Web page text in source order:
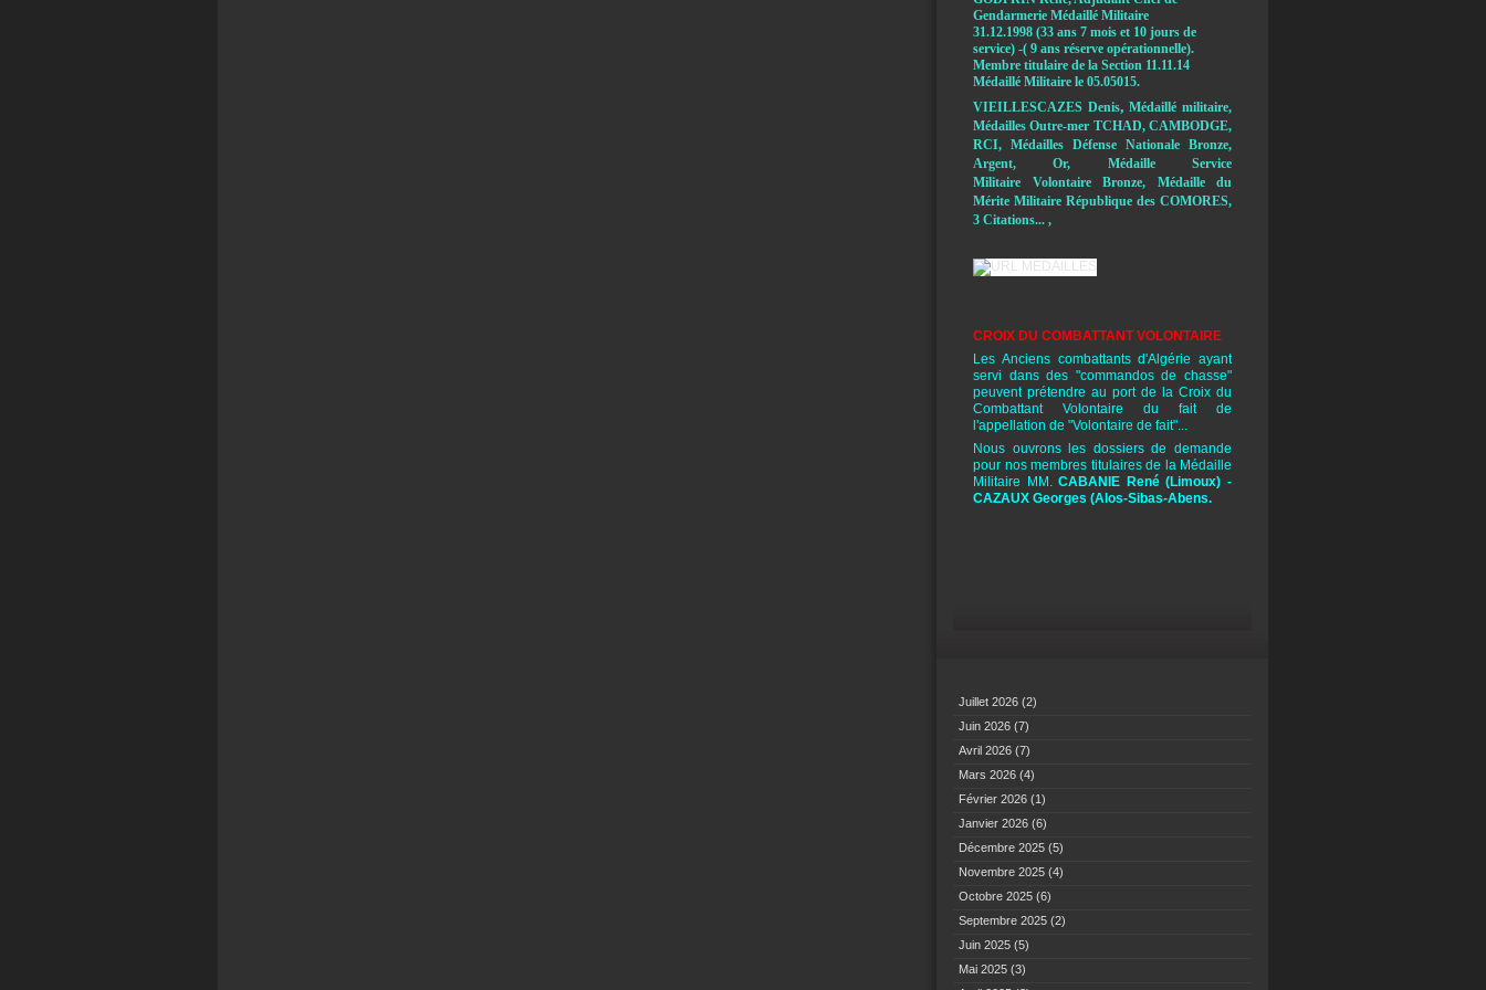
Gendarmerie Médaillé Militaire
31.12.1998 (33 ans 7 mois et 10 jours de
service) -( 9 ans réserve opérationnelle).
Membre titulaire de la Section 11.11.14
Médaillé Militaire le 05.05015.
VIEILLESCAZES Denis, Médaillé militaire,
Médailles Outre-mer TCHAD, CAMBODGE,
RCI, Médailles Défense Nationale Bronze,
Argent, Or, Médaille Service
Militaire Volontaire Bronze, Médaille du
Mérite Militaire République des COMORES,
3 Citations... ,
CROIX DU COMBATTANT VOLONTAIRE
Les Anciens combattants d'Algérie ayant
servi dans des "commandos de chasse"
peuvent prétendre au port de la Croix du
Combattant Volontaire du fait de
l'appellation de "Volontaire de fait"...
Nous ouvrons les dossiers de demande
pour nos membres titulaires de la Médaille
Militaire MM. CABANIE René(Limoux) -
CAZAUX Georges (Alos-Sibas-Abens.
Juillet 2026 (2)
Juin 2026 (7)
Avril 2026 (7)
Mars 2026 (4)
Février 2026 (1)
Janvier 2026 (6)
Décembre 2025 (5)
Novembre 2025 (4)
Octobre 2025 (6)
Septembre 2025 (2)
Juin 2025 (5)
Mai 2025 (3)